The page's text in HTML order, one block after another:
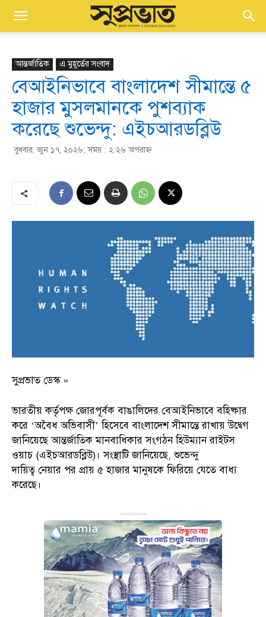
আন্তর্জাতিক এ মুহূর্তের সংবাদ
বেআইনিভাবে বাংলাদেশ সীমান্তে ৫
হাজার মুসলমানকে পুশব‍্যাক
করেছে শুভেন্দু: এইচআরডব্লিউ
বুধবার, জুন ১৭, ২০২৬; সময় : ২:২৬ অপরাহ্ণ
সুপ্রভাত ডেস্ক »
ভারতীয় কর্তৃপক্ষ জোরপূর্বক বাঙালিদের বেআইনিভাবে বহিষ্কার
করে ‘অবৈধ অভিবাসী’ হিসেবে বাংলাদেশ সীমান্তে রাখায় উদ্বেগ
জানিয়েছে আন্তর্জাতিক মানবাধিকার সংগঠন হিউম্যান রাইটস
ওয়াচ (এইচআরডব্লিউ)। সংস্থাটি জানিয়েছে, শুভেন্দু
দায়িত্ব নেয়ার পর প্রায় ৫ হাজার মানুষকে ফিরিয়ে যেতে বাধ্য
করেছে।
---------